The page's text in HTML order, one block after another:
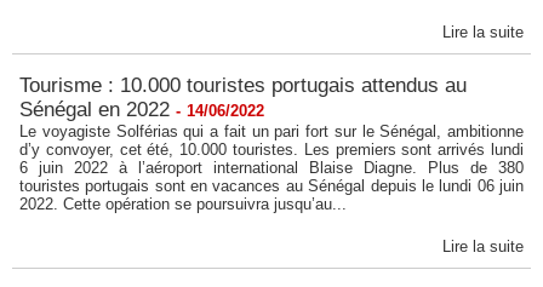
Lire la suite
Tourisme : 10.000 touristes portugais attendus au
Sénégal en 2022 - 14/06/2022
Le voyagiste Solférias qui a fait un pari fort sur le Sénégal, ambitionne
d’y convoyer, cet été, 10.000 touristes. Les premiers sont arrivés lundi
6 juin 2022 à l’aéroport international Blaise Diagne. Plus de 380
touristes portugais sont en vacances au Sénégal depuis le lundi 06 juin
2022. Cette opération se poursuivra jusqu’au...
Lire la suite